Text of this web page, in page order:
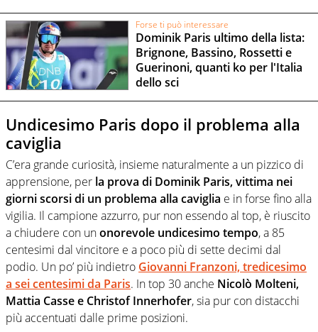
Forse ti può interessare
Dominik Paris ultimo della lista:
Brignone, Bassino, Rossetti e
Guerinoni, quanti ko per l'Italia
dello sci
Undicesimo Paris dopo il problema alla
caviglia
C’era grande curiosità, insieme naturalmente a un pizzico di
apprensione, per la prova di Dominik Paris, vittima nei
giorni scorsi di un problema alla caviglia e in forse fino alla
vigilia. Il campione azzurro, pur non essendo al top, è riuscito
a chiudere con unonorevole undicesimo tempo, a 85
centesimi dal vincitore e a poco più di sette decimi dal
podio. Un po’ più indietro Giovanni Franzoni, tredicesimo
a sei centesimi da Paris. In top 30 anche Nicolò Molteni,
Mattia Casse e Christof Innerhofer, sia pur con distacchi
più accentuati dalle prime posizioni.